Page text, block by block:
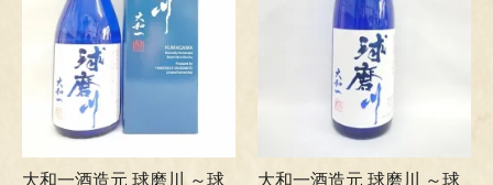
大和一酒造元 球磨川 ～球
大和一酒造元 球磨川 ～球